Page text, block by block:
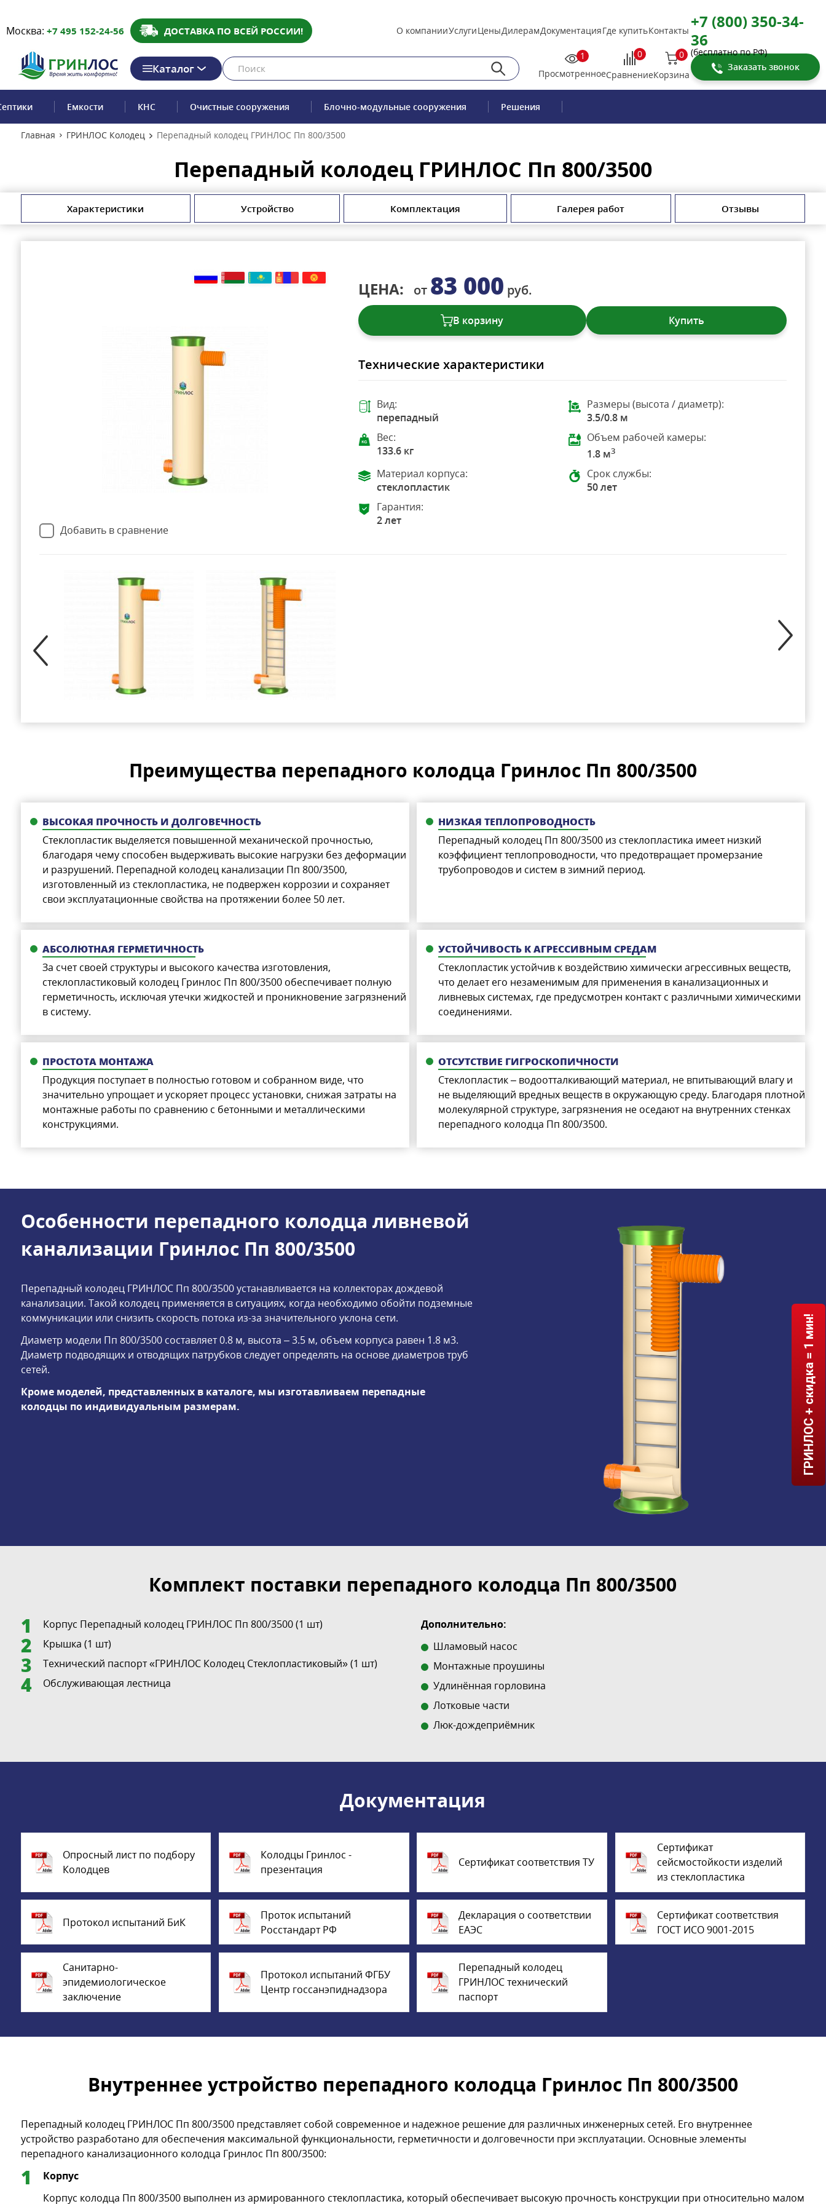
Москва: +7 495 152-24-56 ДОСТАВКА ПО ВСЕЙ РОССИИ! О компанииУслугиЦеныДилерамДокументацияГде купитьКонтакты +7 (800) 350-34-
36
(бесплатно по РФ)
Каталог
1
Просмотренное
0
Сравнение
0
Корзина
Заказать звонок
Емкости КНС Очистные сооружения Блочно-модульные сооружения Решения
Главная ГРИНЛОС Колодец Перепадный колодец ГРИНЛОС Пп 800/3500
Перепадный колодец ГРИНЛОС Пп 800/3500
Характеристики Устройство Комплектация Галерея работ Отзывы
Добавить в сравнение
ЦЕНА: от 83 000 руб.
В корзину Купить
Технические характеристики
Вид:
перепадный
Размеры (высота / диаметр):
3.5/0.8 м
Вес:
133.6 кг
Объем рабочей камеры:
1.8 м3
Материал корпуса:
стеклопластик
Срок службы:
50 лет
Гарантия:
2 лет
Преимущества перепадного колодца Гринлос Пп 800/3500
ВЫСОКАЯ ПРОЧНОСТЬ И ДОЛГОВЕЧНОСТЬ
Стеклопластик выделяется повышенной механической прочностью,
благодаря чему способен выдерживать высокие нагрузки без деформации
и разрушений. Перепадной колодец канализации Пп 800/3500,
изготовленный из стеклопластика, не подвержен коррозии и сохраняет
свои эксплуатационные свойства на протяжении более 50 лет.
НИЗКАЯ ТЕПЛОПРОВОДНОСТЬ
Перепадный колодец Пп 800/3500 из стеклопластика имеет низкий
коэффициент теплопроводности, что предотвращает промерзание
трубопроводов и систем в зимний период.
АБСОЛЮТНАЯ ГЕРМЕТИЧНОСТЬ
За счет своей структуры и высокого качества изготовления,
стеклопластиковый колодец Гринлос Пп 800/3500 обеспечивает полную
герметичность, исключая утечки жидкостей и проникновение загрязнений
в систему.
УСТОЙЧИВОСТЬ К АГРЕССИВНЫМ СРЕДАМ
Стеклопластик устойчив к воздействию химически агрессивных веществ,
что делает его незаменимым для применения в канализационных и
ливневых системах, где предусмотрен контакт с различными химическими
соединениями.
ПРОСТОТА МОНТАЖА
Продукция поступает в полностью готовом и собранном виде, что
значительно упрощает и ускоряет процесс установки, снижая затраты на
монтажные работы по сравнению с бетонными и металлическими
конструкциями.
ОТСУТСТВИЕ ГИГРОСКОПИЧНОСТИ
Стеклопластик – водоотталкивающий материал, не впитывающий влагу и
не выделяющий вредных веществ в окружающую среду. Благодаря плотной
молекулярной структуре, загрязнения не оседают на внутренних стенках
перепадного колодца Пп 800/3500.
Особенности перепадного колодца ливневой
канализации Гринлос Пп 800/3500
Перепадный колодец ГРИНЛОС Пп 800/3500 устанавливается на коллекторах дождевой
канализации. Такой колодец применяется в ситуациях, когда необходимо обойти подземные
коммуникации или снизить скорость потока из-за значительного уклона сети.
Диаметр модели Пп 800/3500 составляет 0.8 м, высота – 3.5 м, объем корпуса равен 1.8 м3.
Диаметр подводящих и отводящих патрубков следует определять на основе диаметров труб
сетей.
Кроме моделей, представленных в каталоге, мы изготавливаем перепадные
колодцы по индивидуальным размерам.
Комплект поставки перепадного колодца Пп 800/3500
Корпус Перепадный колодец ГРИНЛОС Пп 800/3500 (1 шт)
Крышка (1 шт)
Технический паспорт «ГРИНЛОС Колодец Стеклопластиковый» (1 шт)
Обслуживающая лестница
Дополнительно:
Шламовый насос
Монтажные проушины
Удлинённая горловина
Лотковые части
Люк-дождеприёмник
Документация
Опросный лист по подбору
Колодцев
Колодцы Гринлос -
презентация
Сертификат соответствия ТУ
Сертификат
сейсмостойкости изделий
из стеклопластика
Протокол испытаний БиК
Проток испытаний
Росстандарт РФ
Декларация о соответствии
ЕАЭС
Сертификат соответствия
ГОСТ ИСО 9001-2015
Санитарно-
эпидемиологическое
заключение
Протокол испытаний ФГБУ
Центр госсанэпиднадзора
Перепадный колодец
ГРИНЛОС технический
паспорт
Внутреннее устройство перепадного колодца Гринлос Пп 800/3500
Перепадный колодец ГРИНЛОС Пп 800/3500 представляет собой современное и надежное решение для различных инженерных сетей. Его внутреннее
устройство разработано для обеспечения максимальной функциональности, герметичности и долговечности при эксплуатации. Основные элементы
перепадного канализационного колодца Гринлос Пп 800/3500:
Корпус
Корпус колодца Пп 800/3500 выполнен из армированного стеклопластика, который обеспечивает высокую прочность конструкции при относительно малом
ГРИНЛОС + скидка = 1 мин!